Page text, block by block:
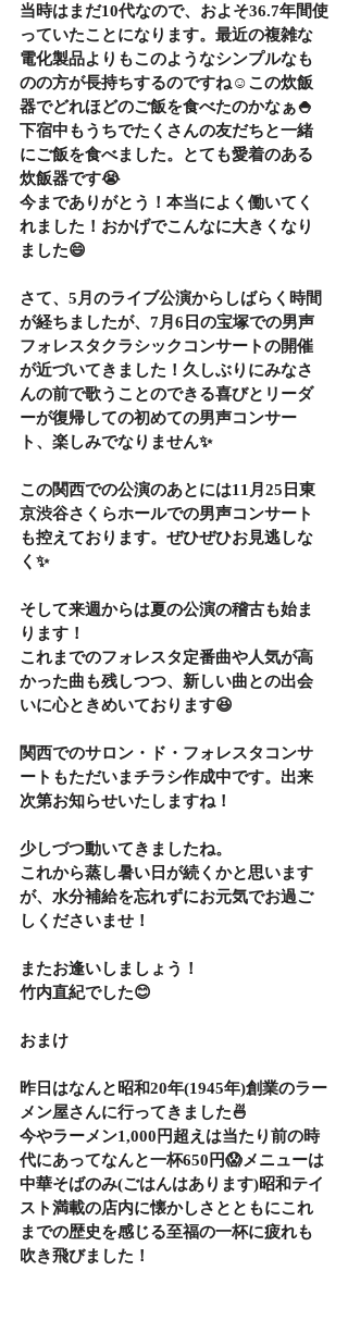
当時はまだ10代なので、およそ36.7年間使
っていたことになります。最近の複雑な
電化製品よりもこのようなシンプルなも
のの方が長持ちするのですね☺️この炊飯
器でどれほどのご飯を食べたのかなぁ🍚
下宿中もうちでたくさんの友だちと一緒
にご飯を食べました。とても愛着のある
炊飯器です😭
今までありがとう！本当によく働いてく
れました！おかげでこんなに大きくなり
ました😄
さて、5月のライブ公演からしばらく時間
が経ちましたが、7月6日の宝塚での男声
フォレスタクラシックコンサートの開催
が近づいてきました！久しぶりにみなさ
んの前で歌うことのできる喜びとリーダ
ーが復帰しての初めての男声コンサー
ト、楽しみでなりません✨
この関西での公演のあとには11月25日東
京渋谷さくらホールでの男声コンサート
も控えております。ぜひぜひお見逃しな
く✨
そして来週からは夏の公演の稽古も始ま
ります！
これまでのフォレスタ定番曲や人気が高
かった曲も残しつつ、新しい曲との出会
いに心ときめいております😆
関西でのサロン・ド・フォレスタコンサ
ートもただいまチラシ作成中です。出来
次第お知らせいたしますね！
少しづつ動いてきましたね。
これから蒸し暑い日が続くかと思います
が、水分補給を忘れずにお元気でお過ご
しくださいませ！
またお逢いしましょう！
竹内直紀でした😊
おまけ
昨日はなんと昭和20年(1945年)創業のラー
メン屋さんに行ってきました🍜
今やラーメン1,000円超えは当たり前の時
代にあってなんと一杯650円😱メニューは
中華そばのみ(ごはんはあります)昭和テイ
スト満載の店内に懐かしさとともにこれ
までの歴史を感じる至福の一杯に疲れも
吹き飛びました！